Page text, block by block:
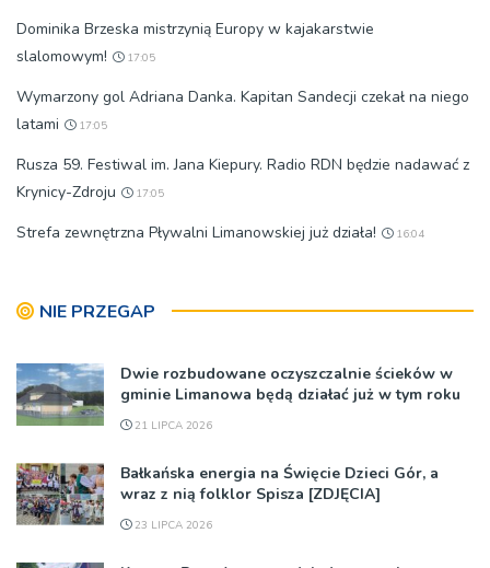
Dominika Brzeska mistrzynią Europy w kajakarstwie
slalomowym!
17:05
Wymarzony gol Adriana Danka. Kapitan Sandecji czekał na niego
latami
17:05
Rusza 59. Festiwal im. Jana Kiepury. Radio RDN będzie nadawać z
Krynicy-Zdroju
17:05
Strefa zewnętrzna Pływalni Limanowskiej już działa! 16:04
NIE PRZEGAP
Dwie rozbudowane oczyszczalnie ścieków w
gminie Limanowa będą działać już w tym roku
21 LIPCA 2026
Bałkańska energia na Święcie Dzieci Gór, a
wraz z nią folklor Spisza [ZDJĘCIA]
23 LIPCA 2026